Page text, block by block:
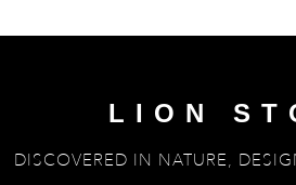
LION
DISCOVERED IN NATURE,